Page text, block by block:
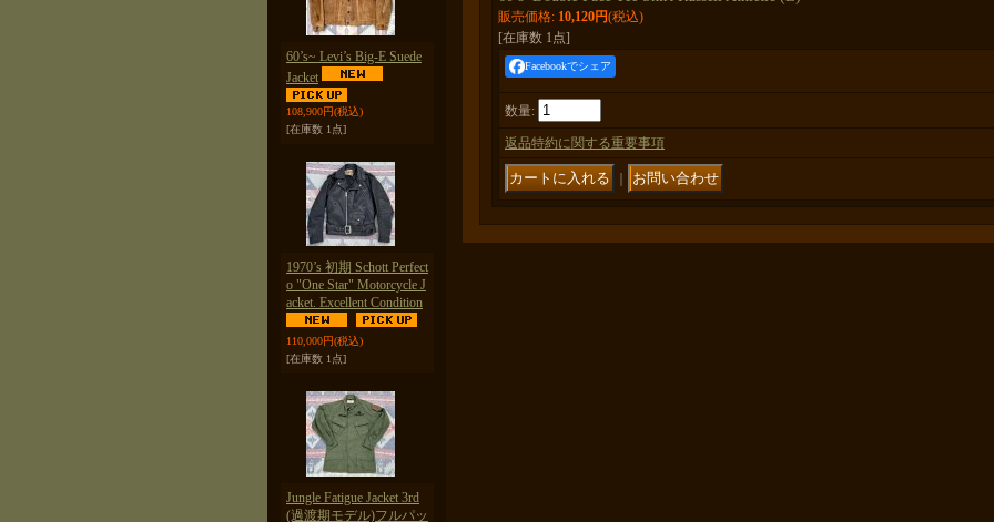
60’s~ Levi’s Big-E Suede
Jacket
108,900円(税込)
[在庫数 1点]
1970’s 初期 Schott Perfect
o "One Star" Motorcycle J
acket. Excellent Condition
110,000円(税込)
[在庫数 1点]
Jungle Fatigue Jacket 3rd
(過渡期モデル)フルパッ
販売価格: 10,120円(税込)
[在庫数 1点]
Facebookでシェア
数量:
返品特約に関する重要事項